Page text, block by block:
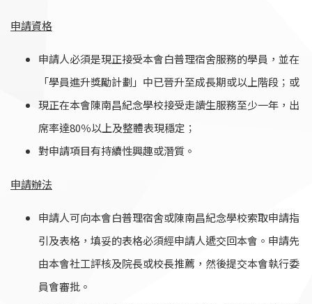
申請資格
申請人必須是現正接受本會白普理宿舍服務的學員，並在
「學員進升獎勵計劃」中已晉升至成長期或以上階段；或
現正在本會陳南昌紀念學校接受走讀生服務至少一年，出
席率達80％以上及整體表現穩定；
對申請項目有持續性興趣或潛質。
申請辦法
申請人可向本會白普理宿舍或陳南昌紀念學校索取申請指
引及表格，填妥的表格必須經申請人遞交回本會。申請先
由本會社工評核及院長或校長推薦，然後提交本會執行委
員會審批。